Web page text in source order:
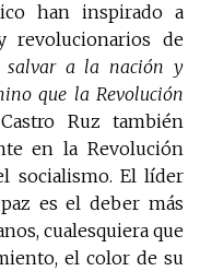
han inspirado a
revolucionarios de
salvar a la nación y
que la Revolución
Ruz también
en la Revolución
socialismo. El líder
es el deber más
cualesquiera que
el color de su